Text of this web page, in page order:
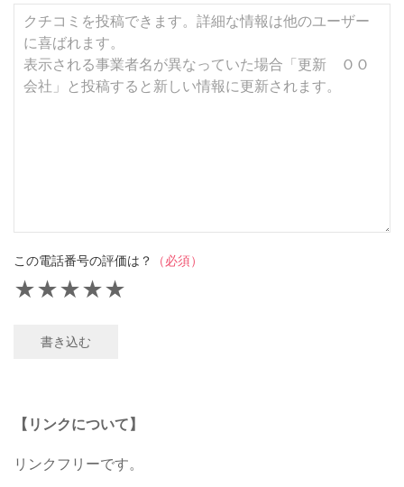
この電話番号の評価は？ （必須）
★
★
★
★
★
書き込む
【リンクについて】
リンクフリーです。